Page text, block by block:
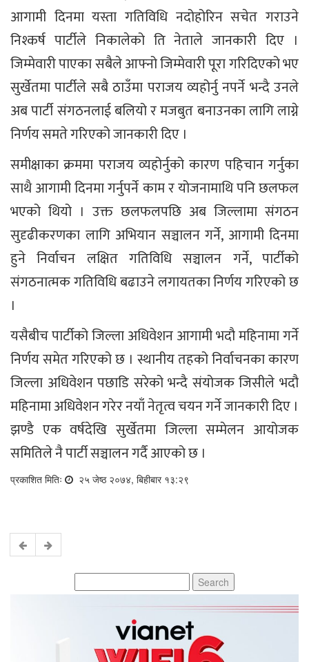
आगामी दिनमा यस्ता गतिविधि नदोहोरिन सचेत गराउने
निश्कर्ष पार्टीले निकालेको ति नेताले जानकारी दिए ।
जिम्मेवारी पाएका सबैले आफ्नो जिम्मेवारी पूरा गरिदिएको भए
सुर्खेतमा पार्टीले सबै ठाउँमा पराजय व्यहोर्नु नपर्ने भन्दै उनले
अब पार्टी संगठनलाई बलियो र मजबुत बनाउनका लागि लाग्ने
निर्णय समते गरिएको जानकारी दिए ।
समीक्षाका क्रममा पराजय व्यहोर्नुको कारण पहिचान गर्नुका
साथै आगामी दिनमा गर्नुपर्ने काम र योजनामाथि पनि छलफल
भएको थियो । उक्त छलफलपछि अब जिल्लामा संगठन
सुदृढीकरणका लागि अभियान सञ्चालन गर्ने, आगामी दिनमा
हुने निर्वाचन लक्षित गतिविधि सञ्चालन गर्ने, पार्टीको
संगठनात्मक गतिविधि बढाउने लगायतका निर्णय गरिएको छ
।
यसैबीच पार्टीको जिल्ला अधिवेशन आगामी भदौ महिनामा गर्ने
निर्णय समेत गरिएको छ । स्थानीय तहको निर्वाचनका कारण
जिल्ला अधिवेशन पछाडि सरेको भन्दै संयोजक जिसीले भदौ
महिनामा अधिवेशन गरेर नयाँ नेतृत्व चयन गर्ने जानकारी दिए ।
झण्डै एक वर्षदेखि सुर्खेतमा जिल्ला सम्मेलन आयोजक
समितिले नै पार्टी सञ्चालन गर्दै आएको छ ।
प्रकाशित मितिः २५ जेष्ठ २०७४, बिहीबार १३:२९
for: